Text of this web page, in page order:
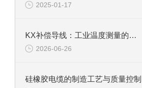
2025-01-17
KX补偿导线：工业温度测量的可靠桥梁
2026-06-26
硅橡胶电缆的制造工艺与质量控制